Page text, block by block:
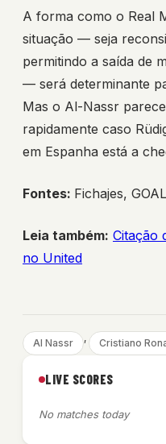
A forma como o Real
situação — seja
permitindo a saída de
— será determinante
Mas o Al-Nassr
rapidamente caso
em Espanha está a
Fontes: Fichajes, GOAL
Leia também: Citação
no United
Al Nassr , Cristiano
LIVE SCORES
No matches today